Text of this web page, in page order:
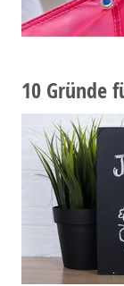
10 Gründe